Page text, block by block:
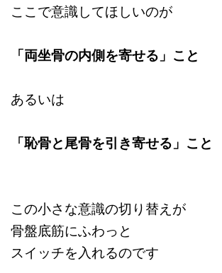
ここで意識してほしいのが
「両坐骨の内側を寄せる」 こと
あるいは
「恥骨と尾骨を引き寄せる」こと
この小さな意識の切り替えが
骨盤底筋にふわっと
スイッチを入れるのです